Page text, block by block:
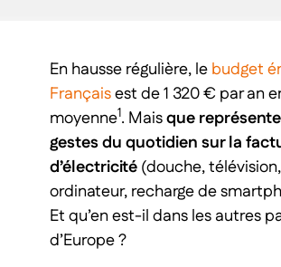
En hausse régulière, lebudget
Françaisest de 1 320 € par an
moyenne1. Maisque
gestes du quotidien sur la
d’électricité(douche, télévision,
ordinateur, recharge de
Et qu’en est-il dans les autres
d’Europe ?